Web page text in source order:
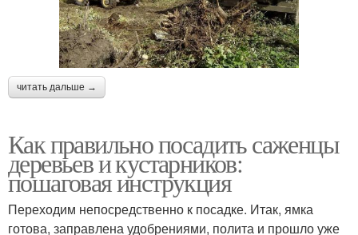
читать дальше →
Как правильно посадить саженцы
деревьев и кустарников:
пошаговая инструкция
Переходим непосредственно к посадке. Итак, ямка
готова, заправлена удобрениями, полита и прошло уже